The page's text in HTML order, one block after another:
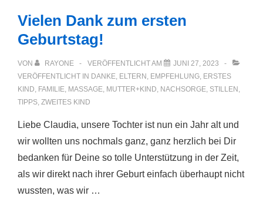
Vielen Dank zum ersten
Geburtstag!
VON RAYONE VERÖFFENTLICHT AM
JUNI 27, 2023
VERÖFFENTLICHT IN DANKE, ELTERN , EMPFEHLUNG, ERSTES
KIND, FAMILIE, MASSAGE, MUTTER+KIND, NACHSORGE, STILLEN ,
TIPPS, ZWEITES KIND
Liebe Claudia, unsere Tochter ist nun ein Jahr alt und
wir wollten uns nochmals ganz, ganz herzlich bei Dir
bedanken für Deine so tolle Unterstützung in der Zeit,
als wir direkt nach ihrer Geburt einfach überhaupt nicht
wussten, was wir …